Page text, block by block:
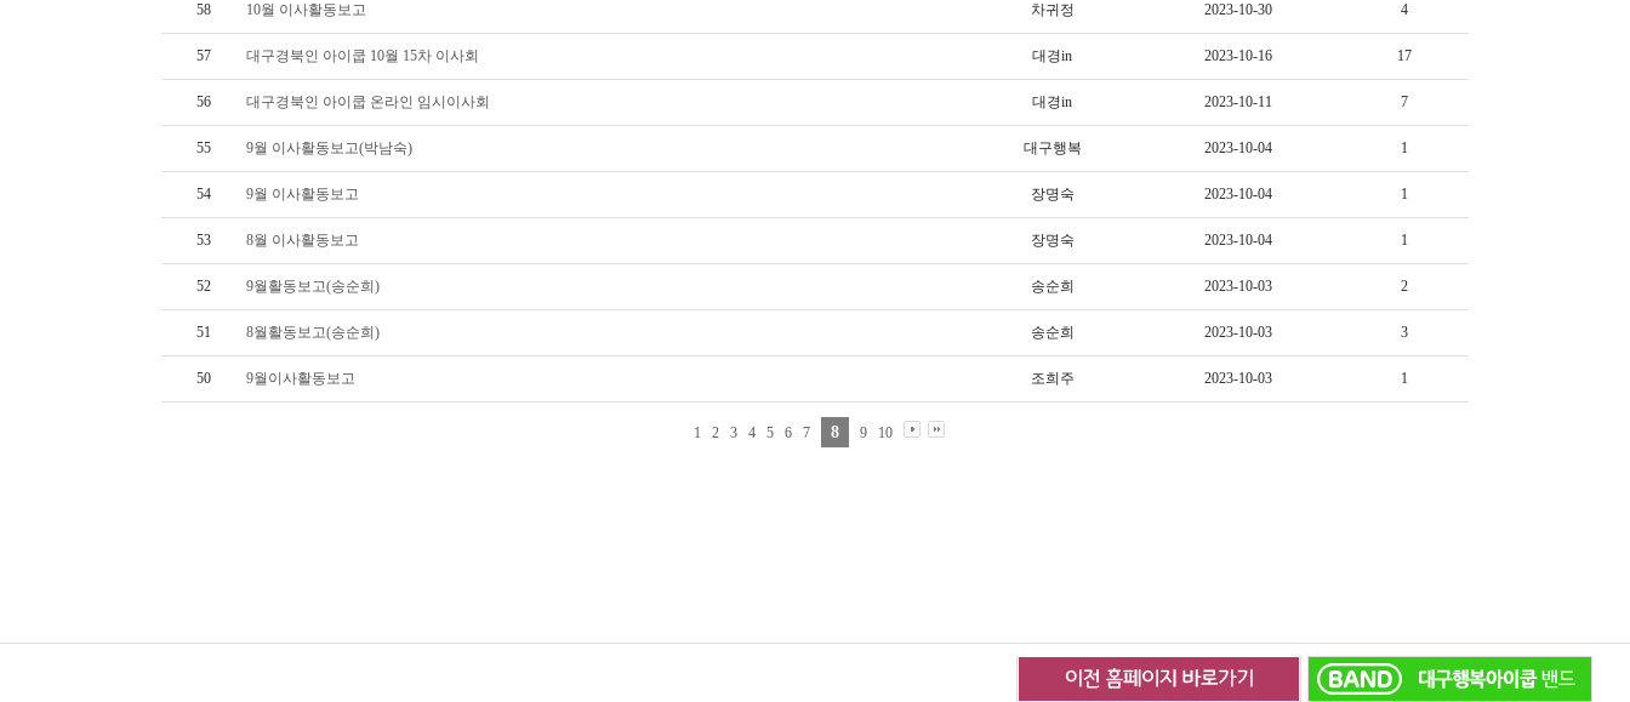
58 10월 이사활동보고 차귀정 2023-10-30 4
57 대구경북인 아이쿱 10월 15차 이사회 대경in 2023-10-16 17
56 대구경북인 아이쿱 온라인 임시이사회 대경in 2023-10-11 7
55 9월 이사활동보고(박남숙) 대구행복 2023-10-04 1
54 9월 이사활동보고 장명숙 2023-10-04 1
53 8월 이사활동보고 장명숙 2023-10-04 1
52 9월활동보고(송순희) 송순희 2023-10-03 2
51 8월활동보고(송순희) 송순희 2023-10-03 3
50 9월이사활동보고 조희주 2023-10-03 1
1 2 3 4 5 6 7 8 9 10